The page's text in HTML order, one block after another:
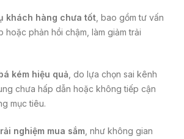
khách hàng chưa tốt , bao gồm tư vấn
hoặc phản hồi chậm, làm giảm trải
kém hiệu quả , do lựa chọn sai kênh
chưa hấp dẫn hoặc không tiếp cận
mục tiêu.
nghiệm mua sắm , như không gian